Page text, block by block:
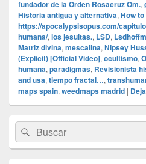
fundador de la Orden Rosacruz Om.,
Historia antigua y alternativa, How
https://apocalypsisopus.com/
humana/, los jesuitas., LSD,
Matriz divina, mescalina, Nipsey
(Explicit) [Official Video], ocultismo,
humana, paradigmas, Revisionista
and usa, tiempo fractal…,
maps spain, weedmaps madrid |
área
de
widget
Buscar
por:
Buscar